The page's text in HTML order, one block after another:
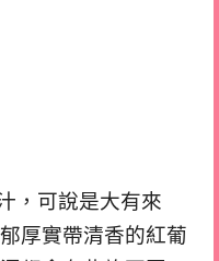
，可說是大有來
厚實帶清香的紅葡